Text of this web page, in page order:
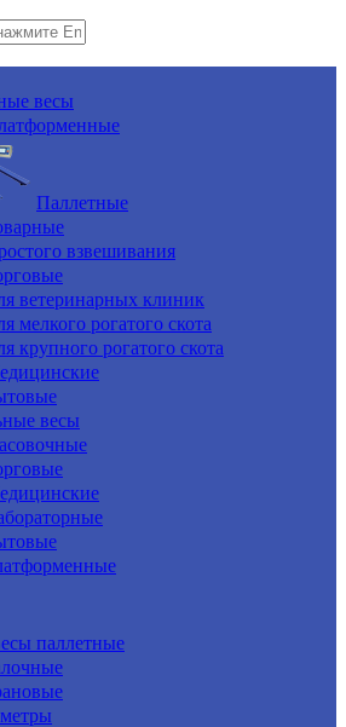
весы
Паллетные
взвешивания
ветеринарных клиник
мелкого рогатого скота
крупного рогатого скота
весы
паллетные